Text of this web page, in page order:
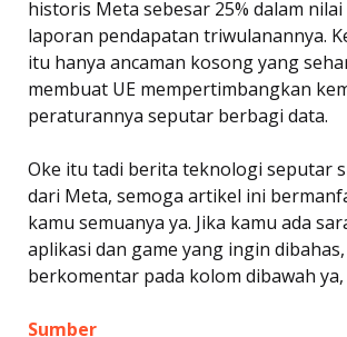
historis Meta sebesar 25% dalam
laporan pendapatan triwulanannya.
itu hanya ancaman kosong yang
membuat UE mempertimbangkan
peraturannya seputar berbagi data.
Oke itu tadi berita teknologi seputar
dari Meta, semoga artikel ini
kamu semuanya ya. Jika kamu ada
aplikasi dan game yang ingin
berkomentar pada kolom dibawah
Sumber